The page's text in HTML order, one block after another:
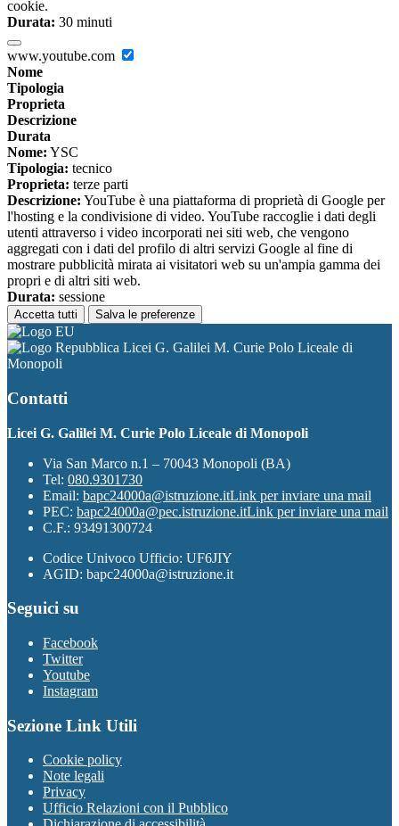
cookie.
Durata: 30 minuti
www.youtube.com
Nome
Tipologia
Proprieta
Descrizione
Durata
Nome: YSC
Tipologia: tecnico
Proprieta: terze parti
Descrizione: YouTube è una piattaforma di proprietà di Google per
l'hosting e la condivisione di video. YouTube raccoglie i dati degli
utenti attraverso i video incorporati nei siti web, che vengono
aggregati con i dati del profilo di altri servizi Google al fine di
mostrare pubblicità mirata ai visitatori web su un'ampia gamma dei
propri e di altri siti web.
Durata: sessione
Accetta tutti Salva le preferenze
Licei G. Galilei M. Curie Polo Liceale di
Monopoli
Contatti
Licei G. Galilei M. Curie Polo Liceale di Monopoli
Via San Marco n.1 – 70043 Monopoli (BA)
Tel: 080.9301730
Email: bapc24000a@istruzione.itLink per inviare una mail
PEC: bapc24000a@pec.istruzione.itLink per inviare una mail
C.F.: 93491300724
Codice Univoco Ufficio: UF6JIY
AGID: bapc24000a@istruzione.it
Seguici su
Facebook
Twitter
Youtube
Instagram
Sezione Link Utili
Cookie policy
Note legali
Privacy
Ufficio Relazioni con il Pubblico